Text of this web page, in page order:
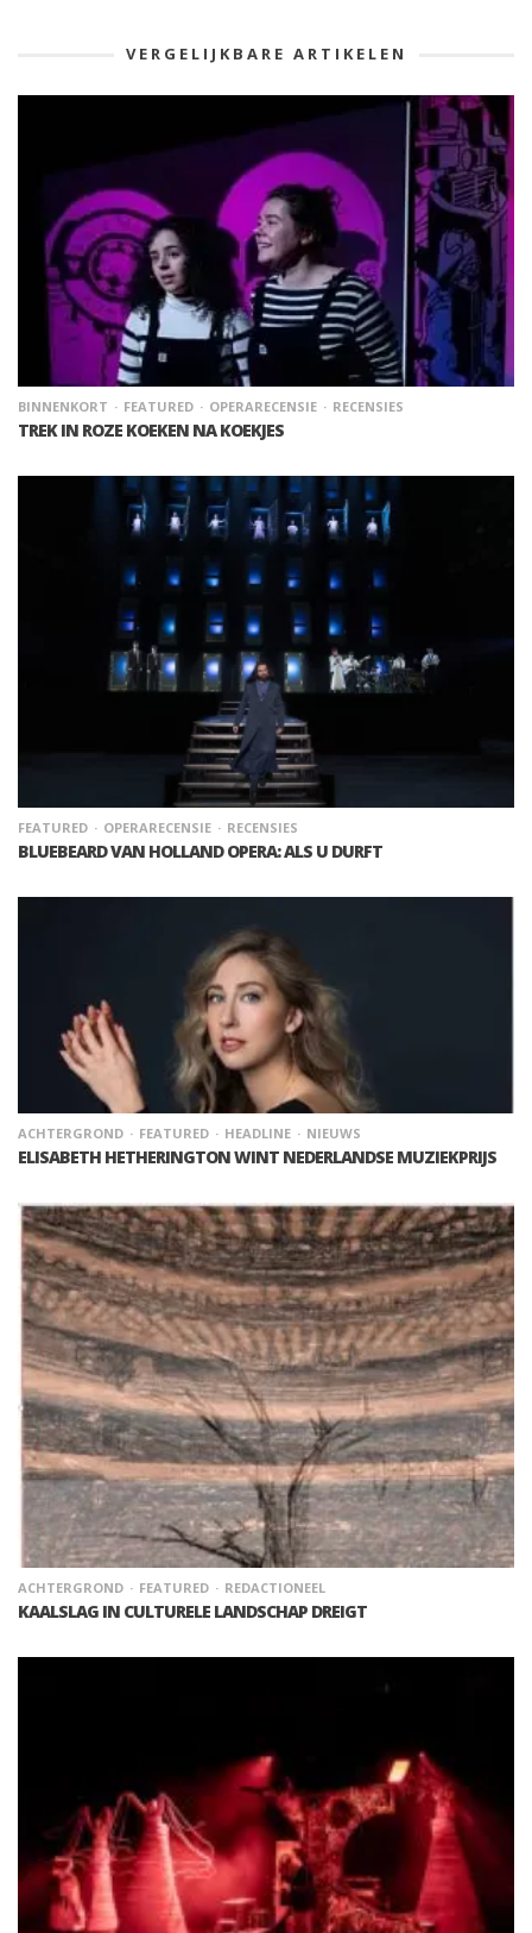
VERGELIJKBARE ARTIKELEN
BINNENKORT FEATURED OPERARECENSIE RECENSIES
TREK IN ROZE KOEKEN NA KOEKJES
FEATURED OPERARECENSIE RECENSIES
BLUEBEARD VAN HOLLAND OPERA: ALS U DURFT
ACHTERGROND FEATURED HEADLINE NIEUWS
ELISABETH HETHERINGTON WINT NEDERLANDSE MUZIEKPRIJS
ACHTERGROND FEATURED REDACTIONEEL
KAALSLAG IN CULTURELE LANDSCHAP DREIGT